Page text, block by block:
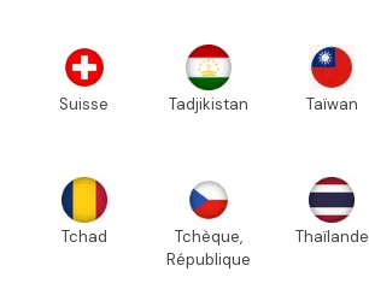
Suisse Tadjikistan Taïwan
Tchad
Tchèque,
République
Thaïlande